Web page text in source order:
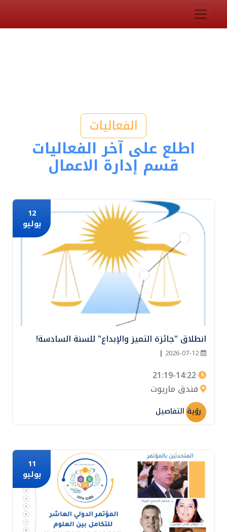
الفعاليات
اطلع على آخر الفعاليات
قسم إدارة الاعمال
12
يوليو
انطلاق "جائزة التميز والإبداع" للسنة السادسة!
2026-07-12
|
21:19-14:22
فندق ماريوت
رؤية التفاصيل
11
يوليو